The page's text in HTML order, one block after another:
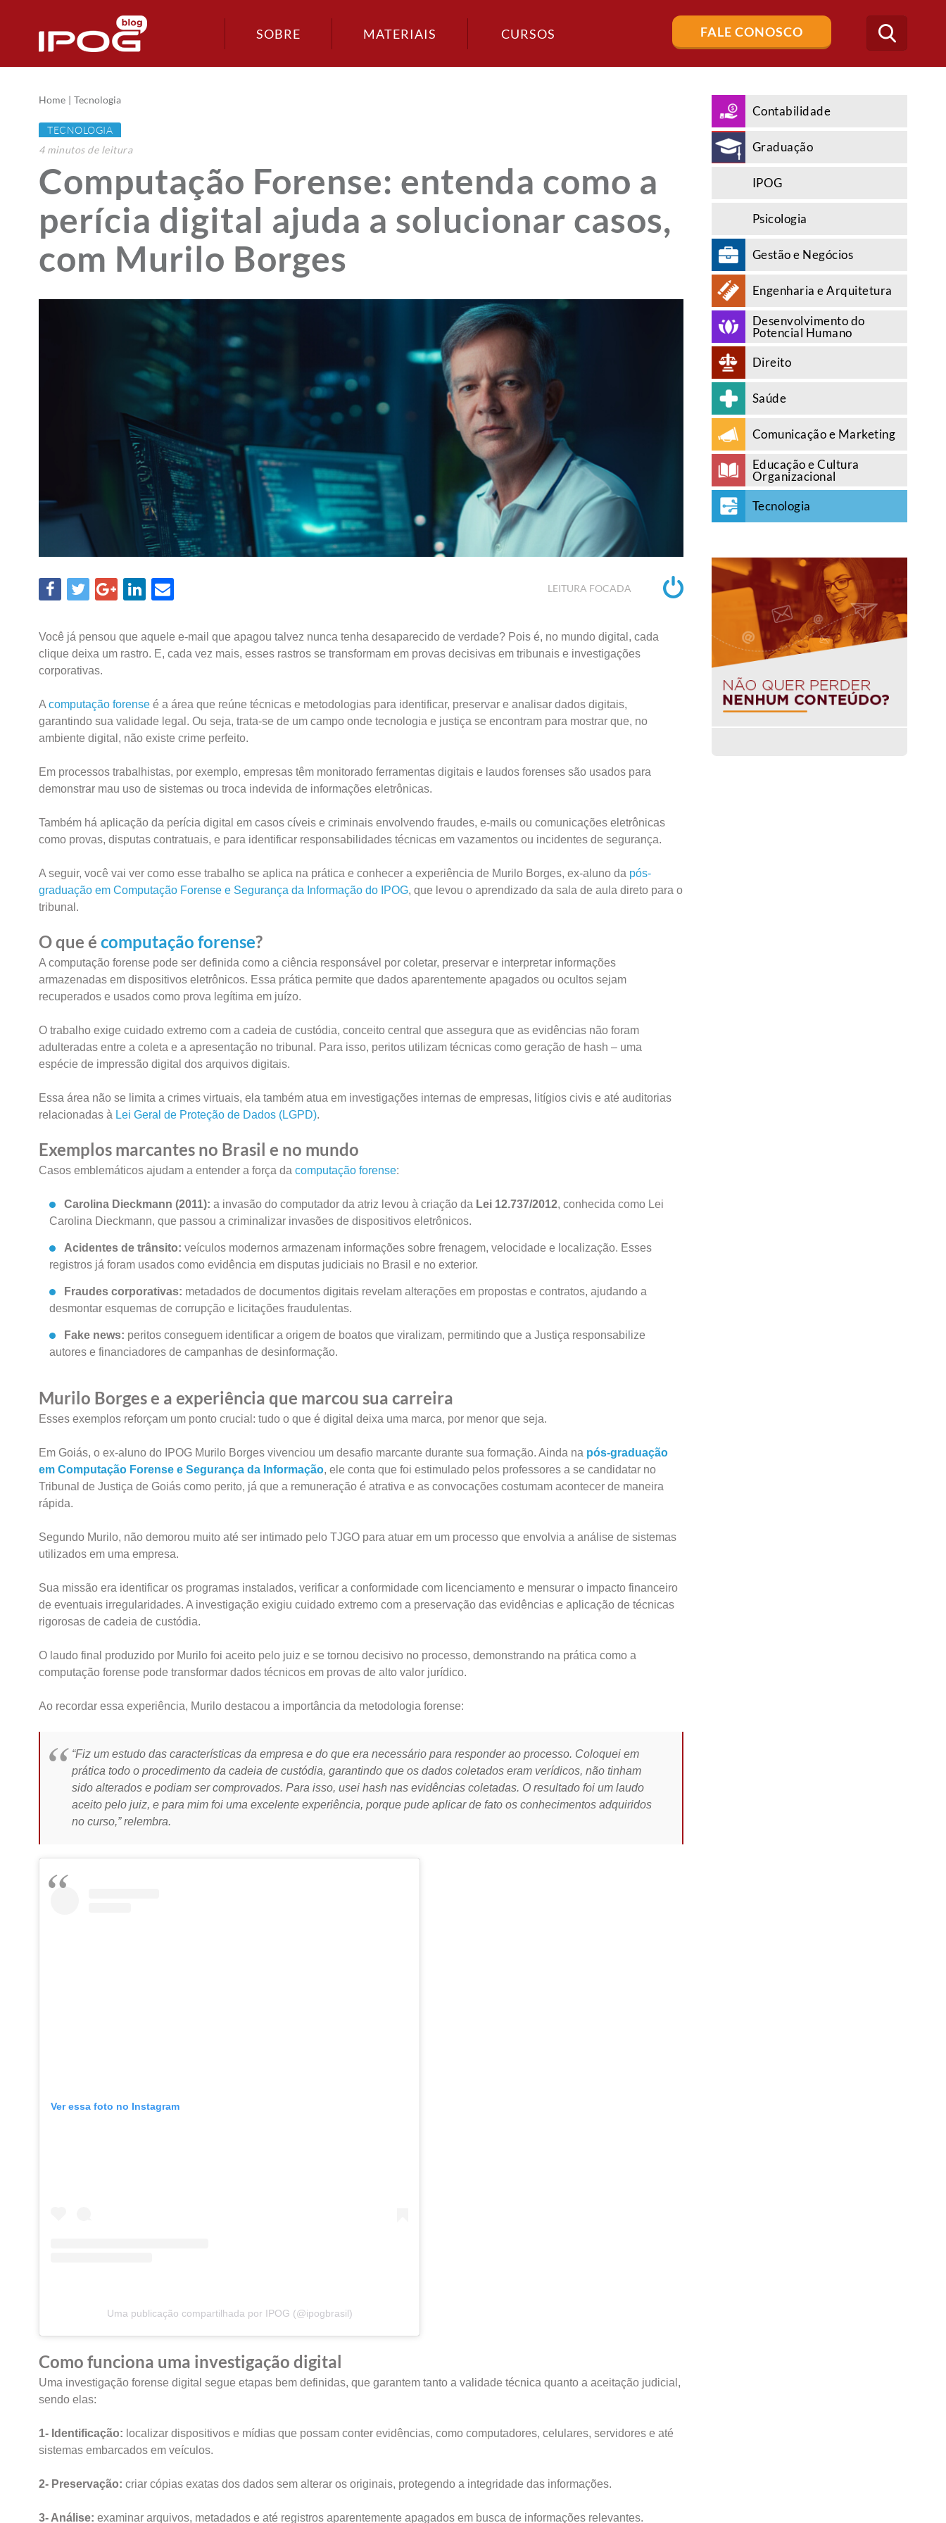
SOBRE MATERIAIS CURSOS FALE CONOSCO
Buscar
no
blog
Home Tecnologia
TECNOLOGIA
4 minutosde leitura
Computação Forense: entenda como a
perícia digital ajuda a solucionar casos,
com Murilo Borges
LEITURA FOCADA
Você já pensou que aquele e-mail que apagou talvez nunca tenha desaparecido de verdade? Pois é, no mundo digital, cada
clique deixa um rastro. E, cada vez mais, esses rastros se transformam em provas decisivas em tribunais e investigações
corporativas.
A computação forense é a área que reúne técnicas e metodologias para identificar, preservar e analisar dados digitais,
garantindo sua validade legal. Ou seja, trata-se de um campo onde tecnologia e justiça se encontram para mostrar que, no
ambiente digital, não existe crime perfeito.
Em processos trabalhistas, por exemplo, empresas têm monitorado ferramentas digitais e laudos forenses são usados para
demonstrar mau uso de sistemas ou troca indevida de informações eletrônicas.
Também há aplicação da perícia digital em casos cíveis e criminais envolvendo fraudes, e-mails ou comunicações eletrônicas
como provas, disputas contratuais, e para identificar responsabilidades técnicas em vazamentos ou incidentes de segurança.
A seguir, você vai ver como esse trabalho se aplica na prática e conhecer a experiência de Murilo Borges, ex-aluno da pós-
graduação em Computação Forense e Segurança da Informação do IPOG, que levou o aprendizado da sala de aula direto para o
tribunal.
O que é computação forense?
A computação forense pode ser definida como a ciência responsável por coletar, preservar e interpretar informações
armazenadas em dispositivos eletrônicos. Essa prática permite que dados aparentemente apagados ou ocultos sejam
recuperados e usados como prova legítima em juízo.
O trabalho exige cuidado extremo com a cadeia de custódia, conceito central que assegura que as evidências não foram
adulteradas entre a coleta e a apresentação no tribunal. Para isso, peritos utilizam técnicas como geração de hash – uma
espécie de impressão digital dos arquivos digitais.
Essa área não se limita a crimes virtuais, ela também atua em investigações internas de empresas, litígios civis e até auditorias
relacionadas à Lei Geral de Proteção de Dados (LGPD).
Exemplos marcantes no Brasil e no mundo
Casos emblemáticos ajudam a entender a força da computação forense:
Carolina Dieckmann (2011): a invasão do computador da atriz levou à criação da Lei 12.737/2012, conhecida como Lei
Carolina Dieckmann, que passou a criminalizar invasões de dispositivos eletrônicos.
Acidentes de trânsito: veículos modernos armazenam informações sobre frenagem, velocidade e localização. Esses
registros já foram usados como evidência em disputas judiciais no Brasil e no exterior.
Fraudes corporativas: metadados de documentos digitais revelam alterações em propostas e contratos, ajudando a
desmontar esquemas de corrupção e licitações fraudulentas.
Fake news: peritos conseguem identificar a origem de boatos que viralizam, permitindo que a Justiça responsabilize
autores e financiadores de campanhas de desinformação.
Murilo Borges e a experiência que marcou sua carreira
Esses exemplos reforçam um ponto crucial: tudo o que é digital deixa uma marca, por menor que seja.
Em Goiás, o ex-aluno do IPOG Murilo Borges vivenciou um desafio marcante durante sua formação. Ainda na pós-graduação
em Computação Forense e Segurança da Informação, ele conta que foi estimulado pelos professores a se candidatar no
Tribunal de Justiça de Goiás como perito, já que a remuneração é atrativa e as convocações costumam acontecer de maneira
rápida.
Segundo Murilo, não demorou muito até ser intimado pelo TJGO para atuar em um processo que envolvia a análise de sistemas
utilizados em uma empresa.
Sua missão era identificar os programas instalados, verificar a conformidade com licenciamento e mensurar o impacto financeiro
de eventuais irregularidades. A investigação exigiu cuidado extremo com a preservação das evidências e aplicação de técnicas
rigorosas de cadeia de custódia.
O laudo final produzido por Murilo foi aceito pelo juiz e se tornou decisivo no processo, demonstrando na prática como a
computação forense pode transformar dados técnicos em provas de alto valor jurídico.
Ao recordar essa experiência, Murilo destacou a importância da metodologia forense:
“Fiz um estudo das características da empresa e do que era necessário para responder ao processo. Coloquei em
prática todo o procedimento da cadeia de custódia, garantindo que os dados coletados eram verídicos, não tinham
sido alterados e podiam ser comprovados. Para isso, usei hash nas evidências coletadas. O resultado foi um laudo
aceito pelo juiz, e para mim foi uma excelente experiência, porque pude aplicar de fato os conhecimentos adquiridos
no curso,”relembra.
Ver essa foto no Instagram
Uma publicação compartilhada por IPOG (@ipogbrasil)
Como funciona uma investigação digital
Uma investigação forense digital segue etapas bem definidas, que garantem tanto a validade técnica quanto a aceitação judicial,
sendo elas:
1- Identificação: localizar dispositivos e mídias que possam conter evidências, como computadores, celulares, servidores e até
sistemas embarcados em veículos.
2- Preservação: criar cópias exatas dos dados sem alterar os originais, protegendo a integridade das informações.
3- Análise: examinar arquivos, metadados e até registros aparentemente apagados em busca de informações relevantes.
Contabilidade
Graduação
IPOG
Psicologia
Gestão e Negócios
Engenharia e Arquitetura
Desenvolvimento do
Potencial Humano
Direito
Saúde
Comunicação e Marketing
Educação e Cultura
Organizacional
Tecnologia